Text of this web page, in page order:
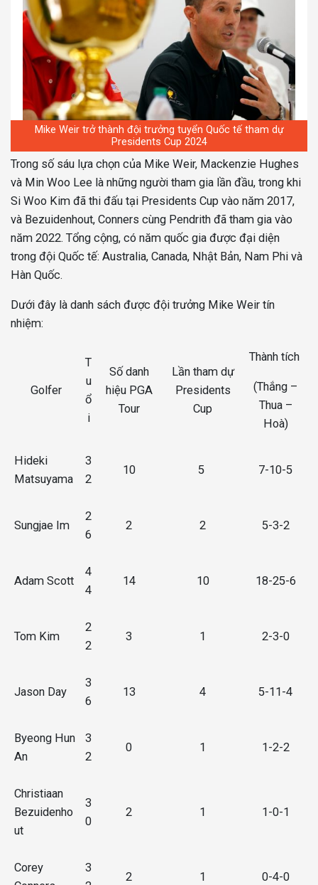
Mike Weir trở thành đội trưởng tuyển Quốc tế tham dự
Presidents Cup 2024
Trong số sáu lựa chọn của Mike Weir, Mackenzie Hughes
và Min Woo Lee là những người tham gia lần đầu, trong khi
Si Woo Kim đã thi đấu tại Presidents Cup vào năm 2017,
và Bezuidenhout, Conners cùng Pendrith đã tham gia vào
năm 2022. Tổng cộng, có năm quốc gia được đại diện
trong đội Quốc tế: Australia, Canada, Nhật Bản, Nam Phi và
Hàn Quốc.
Dưới đây là danh sách được đội trưởng Mike Weir tín
nhiệm:
Golfer
T
u
ổ
i
Số danh
hiệu PGA
Tour
Lần tham dự
Presidents
Cup
Thành tích
(Thắng –
Thua –
Hoà)
Hideki
Matsuyama
3
2
10 5 7-10-5
Sungjae Im
2
6
2 2 5-3-2
Adam Scott
4
4
14 10 18-25-6
Tom Kim
2
2
3 1 2-3-0
Jason Day
3
6
13 4 5-11-4
Byeong Hun
An
3
2
0 1 1-2-2
Christiaan
Bezuidenho
ut
3
0
2 1 1-0-1
Corey
3
2 1 0-4-0